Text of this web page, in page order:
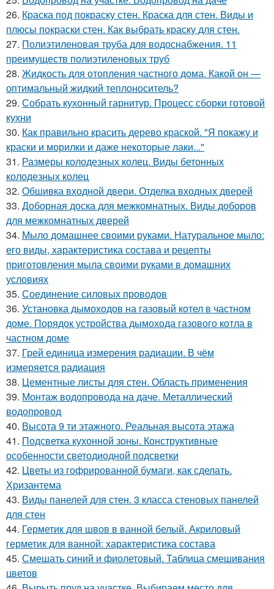
26. Краска под покраску стен. Краска для стен. Виды и
плюсы покраски стен. Как выбрать краску для стен.
27. Полиэтиленовая труба для водоснабжения. 11
преимуществ полиэтиленовых труб
28. Жидкость для отопления частного дома. Какой он —
оптимальный жидкий теплоноситель?
29. Собрать кухонный гарнитур. Процесс сборки готовой
кухни
30. Как правильно красить дерево краской. "Я покажу и
краски и морилки и даже некоторые лаки..."
31. Размеры колодезных колец. Виды бетонных
колодезных колец
32. Обшивка входной двери. Отделка входных дверей
33. Доборная доска для межкомнатных. Виды доборов
для межкомнатных дверей
34. Мыло домашнее своими руками. Натуральное мыло:
его виды, характеристика состава и рецепты
приготовления мыла своими руками в домашних
условиях
35. Соединение силовых проводов
36. Установка дымоходов на газовый котел в частном
доме. Порядок устройства дымохода газового котла в
частном доме
37. Грей единица измерения радиации. В чём
измеряется радиация
38. Цементные листы для стен. Область применения
39. Монтаж водопровода на даче. Металлический
водопровод
40. Высота 9 ти этажного. Реальная высота этажа
41. Подсветка кухонной зоны. Конструктивные
особенности светодиодной подсветки
42. Цветы из гофрированной бумаги, как сделать.
Хризантема
43. Виды панелей для стен. 3 класса стеновых панелей
для стен
44. Герметик для швов в ванной белый. Акриловый
герметик для ванной: характеристика состава
45. Смешать синий и фиолетовый. Таблица смешивания
цветов